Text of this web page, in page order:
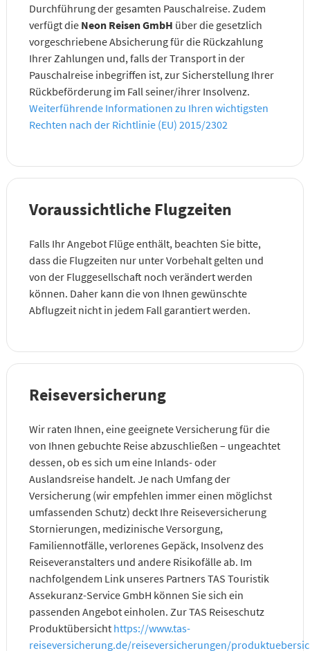
Durchführung der gesamten Pauschalreise. Zudem
verfügt die Neon Reisen GmbH über die gesetzlich
vorgeschriebene Absicherung für die Rückzahlung
Ihrer Zahlungen und, falls der Transport in der
Pauschalreise inbegriffen ist, zur Sicherstellung Ihrer
Rückbeförderung im Fall seiner/ihrer Insolvenz.
Weiterführende Informationen zu Ihren wichtigsten
Rechten nach der Richtlinie (EU) 2015/2302
Voraussichtliche Flugzeiten
Falls Ihr Angebot Flüge enthält, beachten Sie bitte,
dass die Flugzeiten nur unter Vorbehalt gelten und
von der Fluggesellschaft noch verändert werden
können. Daher kann die von Ihnen gewünschte
Abflugzeit nicht in jedem Fall garantiert werden.
Reiseversicherung
Wir raten Ihnen, eine geeignete Versicherung für die
von Ihnen gebuchte Reise abzuschließen – ungeachtet
dessen, ob es sich um eine Inlands- oder
Auslandsreise handelt. Je nach Umfang der
Versicherung (wir empfehlen immer einen möglichst
umfassenden Schutz) deckt Ihre Reiseversicherung
Stornierungen, medizinische Versorgung,
Familiennotfälle, verlorenes Gepäck, Insolvenz des
Reiseveranstalters und andere Risikofälle ab. Im
nachfolgendem Link unseres Partners TAS Touristik
Assekuranz-Service GmbH können Sie sich ein
passenden Angebot einholen. Zur TAS Reiseschutz
Produktübersicht https://www.tas-
reiseversicherung.de/reiseversicherungen/